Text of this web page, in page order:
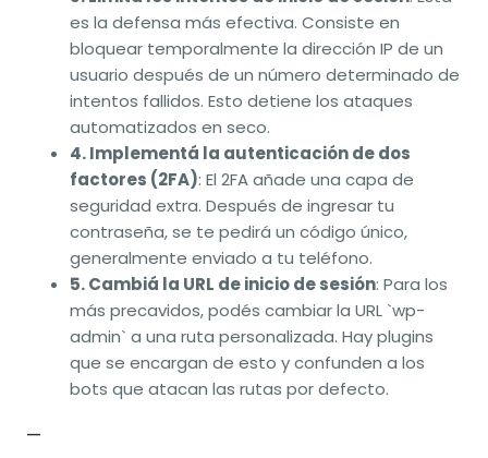
es la defensa más efectiva. Consiste en
bloquear temporalmente la dirección IP de un
usuario después de un número determinado de
intentos fallidos. Esto detiene los ataques
automatizados en seco.
4. Implementá la autenticación de dos
factores (2FA): El 2FA añade una capa de
seguridad extra. Después de ingresar tu
contraseña, se te pedirá un código único,
generalmente enviado a tu teléfono.
5. Cambiá la URL de inicio de sesión: Para los
más precavidos, podés cambiar la URL `wp-
admin` a una ruta personalizada. Hay plugins
que se encargan de esto y confunden a los
bots que atacan las rutas por defecto.
—